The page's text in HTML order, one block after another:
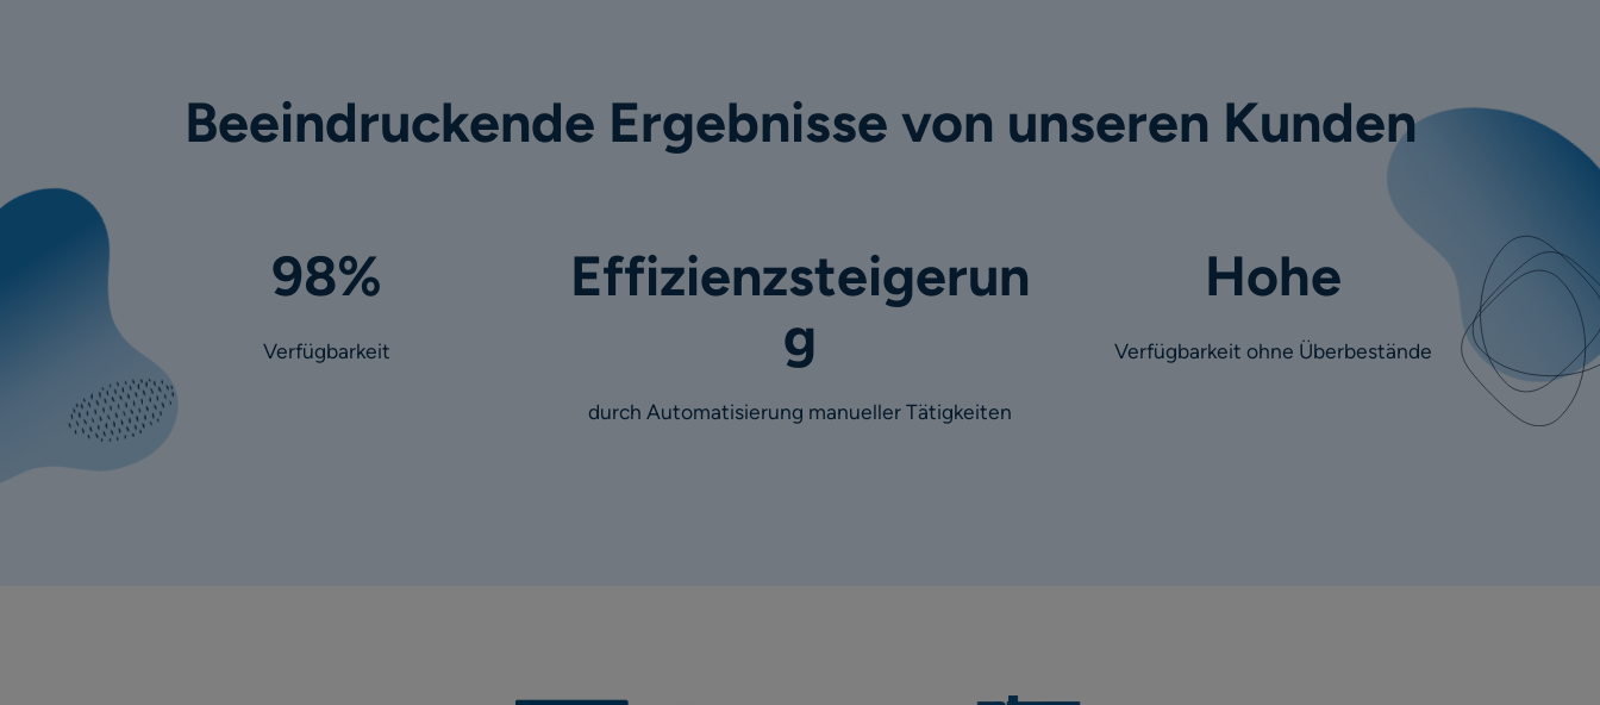
Beeindruckende Ergebnisse von unseren Kunden
98%
Verfügbarkeit
Effizienzsteigerun
g
durch Automatisierung manueller Tätigkeiten
Hohe
Verfügbarkeit ohne Überbestände